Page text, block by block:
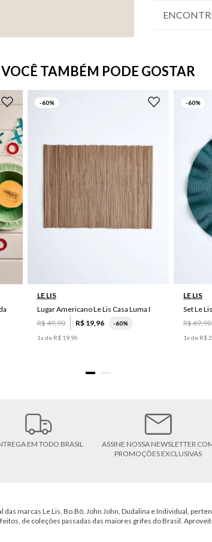
VOCÊ TAMBÉM PODE GOSTAR
-60%
LE LIS
Lugar Americano Le Lis Casa Luma I
R$49,90 R$ 19,96 -60%
1x de R$ 19, 96
-60%
LE LIS
R$69,90
1x de R$
EM TODO BRASIL
ASSINE NOSSA NEWSLETTER
PROMOÇÕES EXCLUSIVAS
marcas Le Lis, Bo.Bô, John John, Dudalina e Individual,
de coleções passadas das maiores grifes do Brasil.